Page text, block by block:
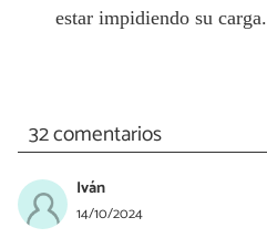
estar impidiendo su carga.
32 comentarios
Iván
14/10/2024